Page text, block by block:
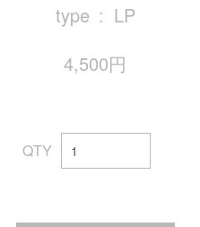
type
LP
4,500円
QTY